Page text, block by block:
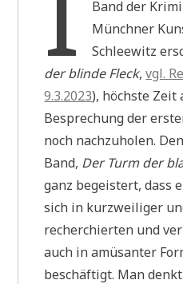
Band der
Münchner
Schleewitz
der blinde Fleck,vgl.
9.3.2023), höchste Zeit
Besprechung der
noch nachzuholen.
Band, Der Turm der
ganz begeistert, dass
sich in kurzweiliger
recherchierten und
auch in amüsanter
beschäftigt. Man